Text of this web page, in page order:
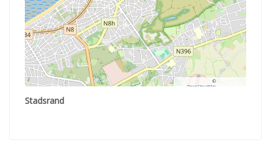
©
OpenStreetMap
Stadsrand